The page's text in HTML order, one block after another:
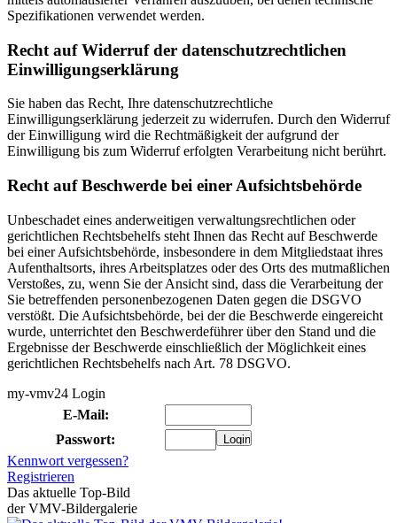
Spezifikationen verwendet werden.
Recht auf Widerruf der datenschutzrechtlichen
Einwilligungserklärung
Sie haben das Recht, Ihre datenschutzrechtliche
Einwilligungserklärung jederzeit zu widerrufen. Durch den Widerruf
der Einwilligung wird die Rechtmäßigkeit der aufgrund der
Einwilligung bis zum Widerruf erfolgten Verarbeitung nicht berührt.
Recht auf Beschwerde bei einer Aufsichtsbehörde
Unbeschadet eines anderweitigen verwaltungsrechtlichen oder
gerichtlichen Rechtsbehelfs steht Ihnen das Recht auf Beschwerde
bei einer Aufsichtsbehörde, insbesondere in dem Mitgliedstaat ihres
Aufenthaltsorts, ihres Arbeitsplatzes oder des Orts des mutmaßlichen
Verstoßes, zu, wenn Sie der Ansicht sind, dass die Verarbeitung der
Sie betreffenden personenbezogenen Daten gegen die DSGVO
verstößt. Die Aufsichtsbehörde, bei der die Beschwerde eingereicht
wurde, unterrichtet den Beschwerdeführer über den Stand und die
Ergebnisse der Beschwerde einschließlich der Möglichkeit eines
gerichtlichen Rechtsbehelfs nach Art. 78 DSGVO.
my-vmv24 Login
E-Mail:
Passwort:
Kennwort vergessen?
Registrieren
Das aktuelle Top-Bild
der VMV-Bildergalerie